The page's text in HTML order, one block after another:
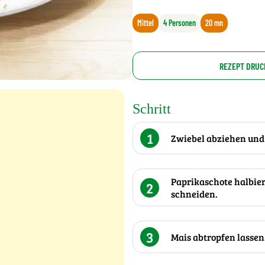
Mittel 4 Personen 20 mn
REZEPT
Schritt
1 Zwiebel abziehen
2
Paprikaschote
schneiden.
3 Mais abtropfen